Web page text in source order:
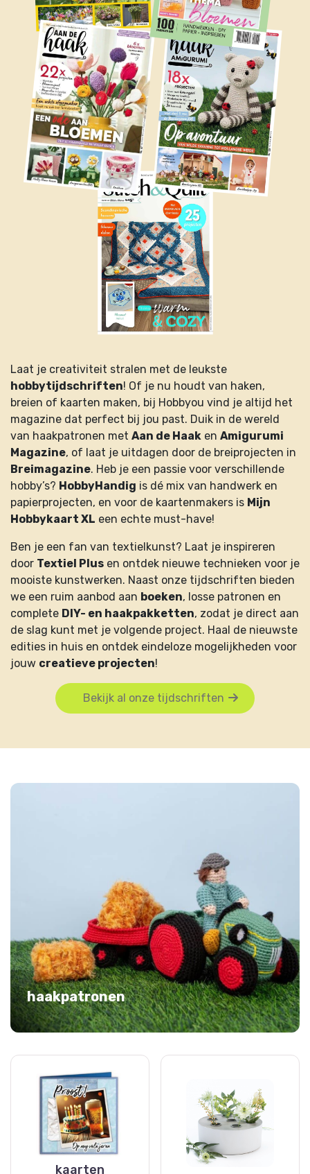
Laat je creativiteit stralen met de leukste
hobbytijdschriften! Of je nu houdt van haken,
breien of kaarten maken, bij Hobbyou vind je altijd het
magazine dat perfect bij jou past. Duik in de wereld
van haakpatronen met Aan de Haak en Amigurumi
Magazine, of laat je uitdagen door de breiprojecten in
Breimagazine. Heb je een passie voor verschillende
hobby’s? HobbyHandig is dé mix van handwerk en
papierprojecten, en voor de kaartenmakers is Mijn
Hobbykaart XL een echte must-have!
Ben je een fan van textielkunst? Laat je inspireren
door Textiel Plus en ontdek nieuwe technieken voor je
mooiste kunstwerken. Naast onze tijdschriften bieden
we een ruim aanbod aan boeken, losse patronen en
complete DIY- en haakpakketten, zodat je direct aan
de slag kunt met je volgende project. Haal de nieuwste
edities in huis en ontdek eindeloze mogelijkheden voor
jouw creatieve projecten!
Bekijk al onze tijdschriften
haakpatronen
kaarten